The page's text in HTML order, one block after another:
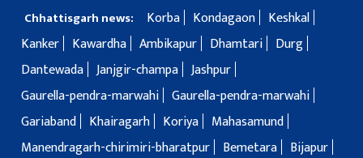
Chhattisgarh news: Korba Kondagaon
Keshkal
Kanker
Kawardha Ambikapur Dhamtari
Durg
Dantewada Janjgir-champa Jashpur
Gaurella-pendra-marwahi Gaurella-pendra-marwahi
Gariaband
Khairagarh Koriya
Mahasamund
Manendragarh-chirimiri-bharatpur
Bemetara
Bijapur